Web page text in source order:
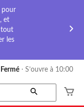
pour
et
tout
les
Fermé ⋅ S’ouvre à 10:00